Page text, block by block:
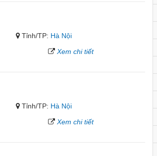
Tỉnh/TP: Hà Nội
Xem chi tiết
Tỉnh/TP: Hà Nội
Xem chi tiết